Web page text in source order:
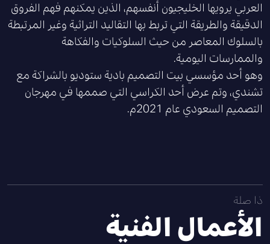
العربي يرويها الخليجيون أنفسهم، الذين يمكنهم فهم الفروق
الدقيقة والطريقة التي تربط بها التقاليد التراثية وغير المرتبطة
بالسلوك المعاصر من حيث السلوكيات والفكاهة
والممارسات اليومية.
وهو أحد مؤسسي بيت التصميم بادية ستوديو بالشراكة مع
تشندي، وتم عرض أحد الكراسي التي صممها في مهرجان
التصميم السعودي عام 2021م.
ذا صلة
الأعمال الفنية